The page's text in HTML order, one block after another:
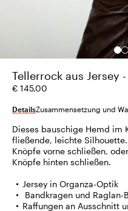
Tellerrock aus Jersey
€ 145,00
DetailsZusammensetzung und
Dieses bauschige Hemd im
fließende, leichte
Knöpfe vorne schließen,
Knöpfe hinten schließen.
Jersey in Organza-Optik
Bandkragen und Raglan-
Raffungen an Ausschnitt